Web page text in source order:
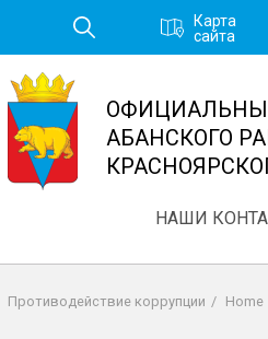
основному
содержанию
Карта
сайта
АБАНСКОГО
НАШИ
Противодействие коррупции / Home